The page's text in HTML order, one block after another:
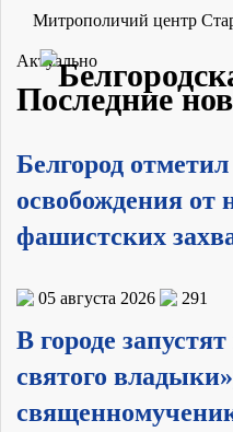
Митрополичий центр
Актуально
Последние
Белгород
освобождения от
фашистских
05 августа 2026 291
В городе
святого